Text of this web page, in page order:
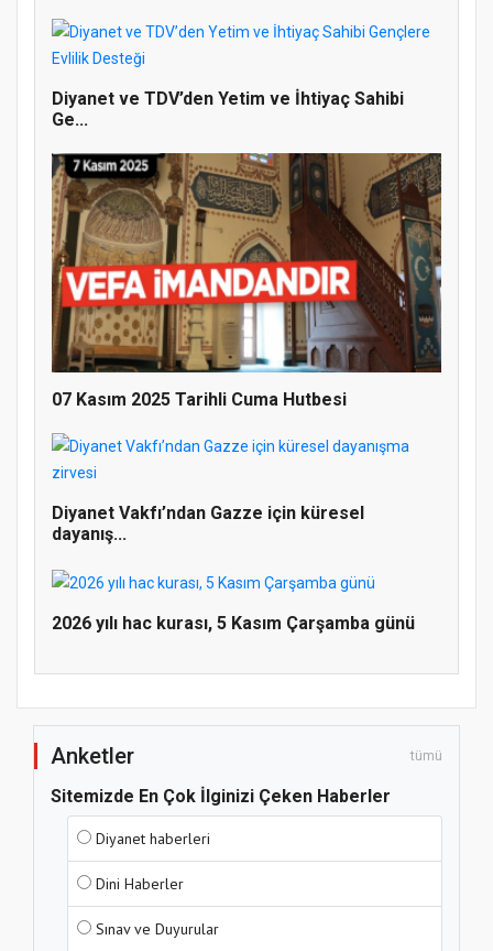
Doğanyol'da Temel Dini Bilgiler Sınavı
Gerçekleştirildi
Diyanet ve TDV’den Yetim ve İhtiyaç Sahibi
Ge...
07 Kasım 2025 Tarihli Cuma Hutbesi
Diyanet Vakfı’ndan Gazze için küresel
dayanış...
2026 yılı hac kurası, 5 Kasım Çarşamba günü
Anketler tümü
Sitemizde En Çok İlginizi Çeken Haberler
Diyanet haberleri
Dini Haberler
Sınav ve Duyurular